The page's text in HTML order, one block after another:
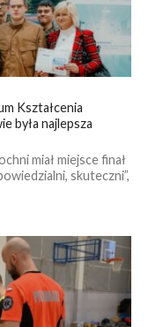
Kształcenia
była najlepsza
miał miejsce finał
skuteczni”,